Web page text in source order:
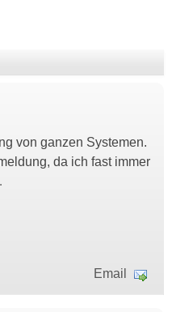
von ganzen Systemen.
da ich fast immer
Email